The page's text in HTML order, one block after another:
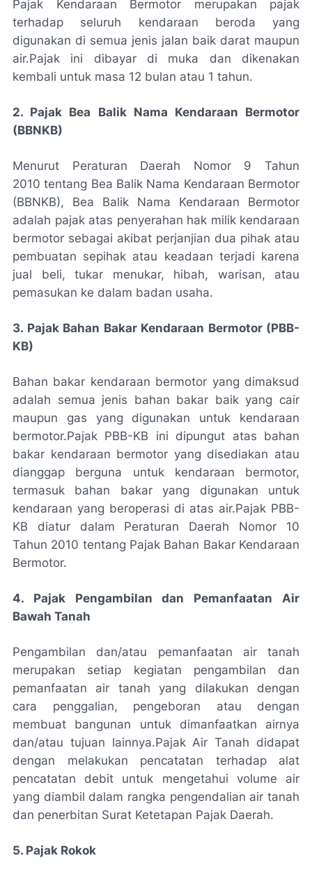
Pajak Kendaraan Bermotor merupakan pajak
terhadap seluruh kendaraan beroda yang
digunakan di semua jenis jalan baik darat maupun
air.Pajak ini dibayar di muka dan dikenakan
kembali untuk masa 12 bulan atau 1 tahun.
2. Pajak Bea Balik Nama Kendaraan Bermotor
(BBNKB)
Menurut Peraturan Daerah Nomor 9 Tahun
2010 tentang Bea Balik Nama Kendaraan Bermotor
(BBNKB), Bea Balik Nama Kendaraan Bermotor
adalah pajak atas penyerahan hak milik kendaraan
bermotor sebagai akibat perjanjian dua pihak atau
pembuatan sepihak atau keadaan terjadi karena
jual beli, tukar menukar, hibah, warisan, atau
pemasukan ke dalam badan usaha.
3. Pajak Bahan Bakar Kendaraan Bermotor (PBB-
KB)
Bahan bakar kendaraan bermotor yang dimaksud
adalah semua jenis bahan bakar baik yang cair
maupun gas yang digunakan untuk kendaraan
bermotor.Pajak PBB-KB ini dipungut atas bahan
bakar kendaraan bermotor yang disediakan atau
dianggap berguna untuk kendaraan bermotor,
termasuk bahan bakar yang digunakan untuk
kendaraan yang beroperasi di atas air.Pajak PBB-
KB diatur dalam Peraturan Daerah Nomor 10
Tahun 2010 tentang Pajak Bahan Bakar Kendaraan
Bermotor.
4. Pajak Pengambilan dan Pemanfaatan Air
Bawah Tanah
Pengambilan dan/atau pemanfaatan air tanah
merupakan setiap kegiatan pengambilan dan
pemanfaatan air tanah yang dilakukan dengan
cara penggalian, pengeboran atau dengan
membuat bangunan untuk dimanfaatkan airnya
dan/atau tujuan lainnya.Pajak Air Tanah didapat
dengan melakukan pencatatan terhadap alat
pencatatan debit untuk mengetahui volume air
yang diambil dalam rangka pengendalian air tanah
dan penerbitan Surat Ketetapan Pajak Daerah.
5. Pajak Rokok